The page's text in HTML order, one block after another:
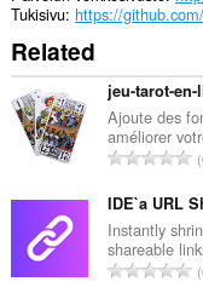
Tukisivu https://
Related
jeu-tarot-en-
Ajoute des
améliorer
A
v
i
o
i
IDE`a URL
Instantly
shareable
A